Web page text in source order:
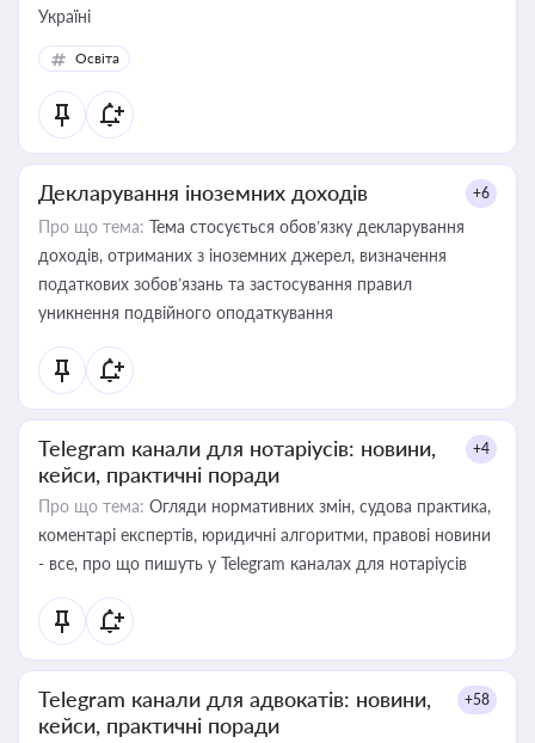
Україні
Освіта
Декларування іноземних доходів +6
Про що тема: Тема стосується обов’язку декларування
доходів, отриманих з іноземних джерел, визначення
податкових зобов’язань та застосування правил
уникнення подвійного оподаткування
Telegram канали для нотаріусів: новини,
кейси, практичні поради
+4
Про що тема: Огляди нормативних змін, судова практика,
коментарі експертів, юридичні алгоритми, правові новини
- все, про що пишуть у Telegram каналах для нотаріусів
Telegram канали для адвокатів: новини,
кейси, практичні поради
+58